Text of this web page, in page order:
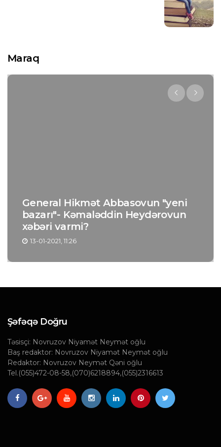
Maraq
General Hikmət Abbasovun "yeni
bazarı"- Kəmaləddin Heydərovun
xəbəri varmi?
13-01-2021, 11:26
Şəfəqə Doğru
Təsisçi: Novruzov Niyamət Neymət oğlu
Baş redaktor: Novruzov Niyamət Neymət oğlu
Redaktor: Novruzov Neymət Qəni oğlu
Tel.(055)472-08-58,(070)6218894,(055)2316613